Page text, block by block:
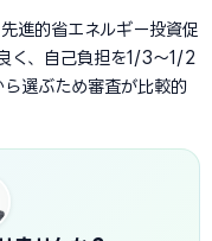
先進的省エネルギー投資促
く、自己負担を1/3〜1/2
選ぶため審査が比較的